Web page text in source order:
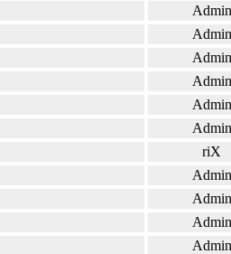
Admin
Admin
Admin
Admin
Admin
Admin
riX
Admin
Admin
Admin
Admin